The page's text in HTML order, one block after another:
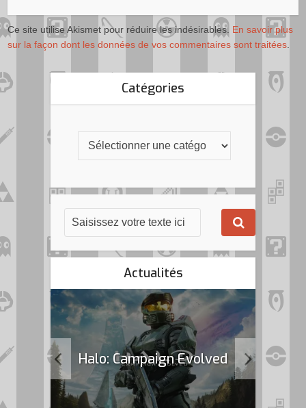
Ce site utilise Akismet pour réduire les indésirables. En savoir plus
sur la façon dont les données de vos commentaires sont traitées
Catégories
Actualités
Halo: Campaign Evolved